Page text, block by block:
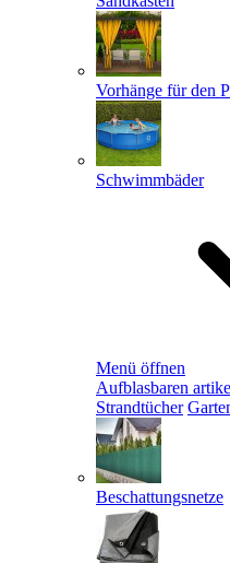
Vorhänge für den
Schwimmbäder
Menü öffnen
Aufblasbaren
Strandtücher
Beschattungsnetze